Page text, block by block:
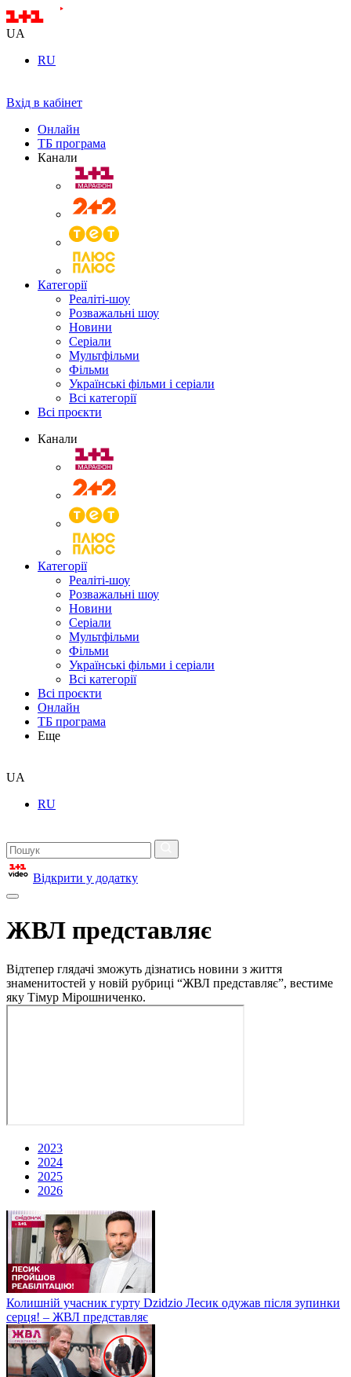
UA
RU
Вхід в кабінет
Онлайн
ТБ програма
Канали
Категорії
Реаліті-шоу
Розважальні шоу
Новини
Серіали
Мультфільми
Фільми
Українські фільми і серіали
Всі категорії
Всі проєкти
Канали
Категорії
Реаліті-шоу
Розважальні шоу
Новини
Серіали
Мультфільми
Фільми
Українські фільми і серіали
Всі категорії
Всі проєкти
Онлайн
ТБ програма
Еще
UA
RU
Відкрити у додатку
ЖВЛ представляє
Відтепер глядачі зможуть дізнатись новини з життя
знаменитостей у новій рубриці “ЖВЛ представляє”, вестиме
яку Тімур Мірошниченко.
2023
2024
2025
2026
Колишній учасник гурту Dzidzio Лесик одужав після зупинки
серця! – ЖВЛ представляє